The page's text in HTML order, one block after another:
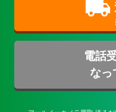
電話
なっ